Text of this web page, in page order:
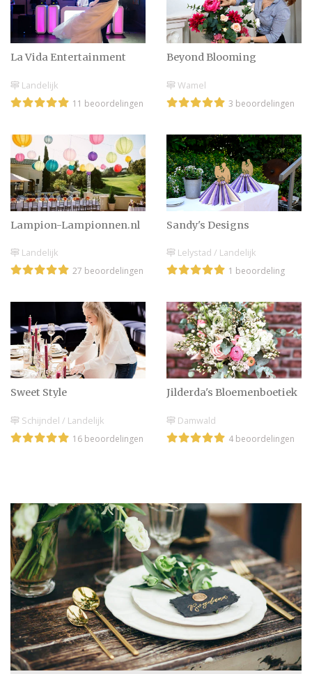
La Vida Entertainment
Landelijk
11 beoordelingen
Beyond Blooming
Wamel
3 beoordelingen
Lampion-Lampionnen.nl
Landelijk
27 beoordelingen
Sandy's Designs
Lelystad / Landelijk
1 beoordeling
Sweet Style
Schijndel / Landelijk
16 beoordelingen
Jilderda's Bloemenboetiek
Damwald
4 beoordelingen